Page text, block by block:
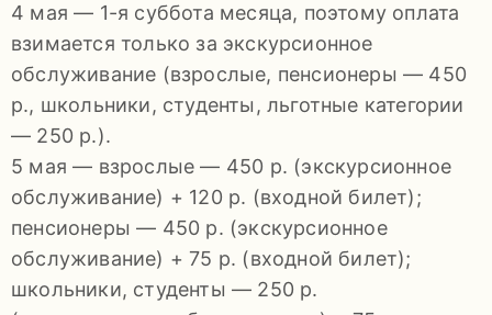
конфиденциальности
4 мая — 1-я суббота месяца, поэтому оплата
взимается только за экскурсионное
обслуживание (взрослые, пенсионеры — 450
р., школьники, студенты, льготные категории
— 250 р.).
5 мая — взрослые — 450 р. (экскурсионное
обслуживание) + 120 р. (входной билет);
пенсионеры — 450 р. (экскурсионное
обслуживание) + 75 р. (входной билет);
школьники, студенты — 250 р.